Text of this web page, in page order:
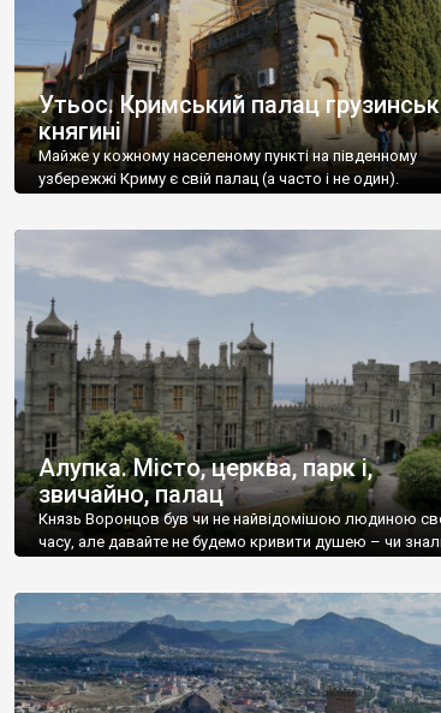
Утьос. Кримський палац
княгині
Майже у кожному населеному пункті на південному
узбережжі Криму є свій палац (а часто і не один).
Алупка. Місто, церква, парк і,
звичайно, палац
Князь Воронцов був чи не найвідомішою людиною
часу, але давайте не будемо кривити душею – чи